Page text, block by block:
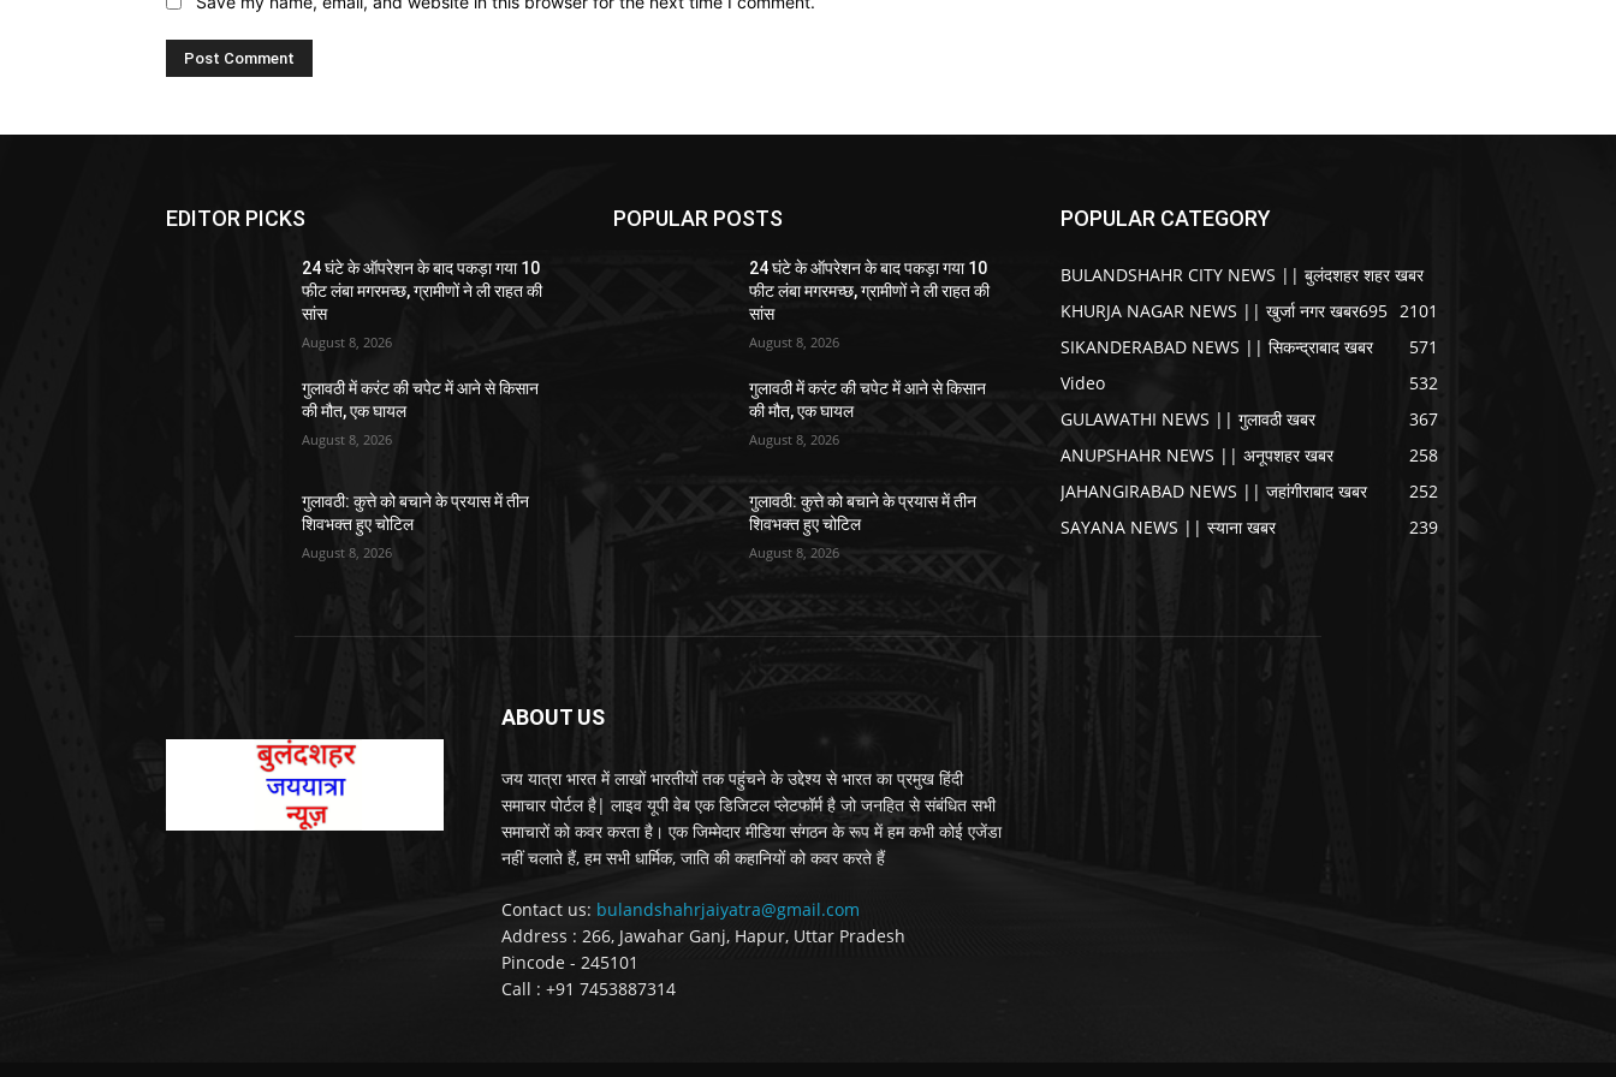
EDITOR PICKS
24 घंटे के ऑपरेशन के बाद पकड़ा गया 10
फीट लंबा मगरमच्छ, ग्रामीणों ने ली राहत की
सांस
August 8, 2026
गुलावठी में करंट की चपेट में आने से किसान
की मौत, एक घायल
August 8, 2026
गुलावठी: कुत्ते को बचाने के प्रयास में तीन
शिवभक्त हुए चोटिल
August 8, 2026
POPULAR POSTS
24 घंटे के ऑपरेशन के बाद पकड़ा गया 10
फीट लंबा मगरमच्छ, ग्रामीणों ने ली राहत की
सांस
August 8, 2026
गुलावठी में करंट की चपेट में आने से किसान
की मौत, एक घायल
August 8, 2026
गुलावठी: कुत्ते को बचाने के प्रयास में तीन
शिवभक्त हुए चोटिल
August 8, 2026
POPULAR CATEGORY
BULANDSHAHR CITY NEWS || बुलंदशहर शहर खबर
2101
KHURJA NAGAR NEWS || खुर्जा नगर खबर695
SIKANDERABAD NEWS || सिकन्द्राबाद खबर
571
Video
532
GULAWATHI NEWS || गुलावठी खबर
367
ANUPSHAHR NEWS || अनूपशहर खबर
258
JAHANGIRABAD NEWS || जहांगीराबाद खबर
252
SAYANA NEWS || स्याना खबर
239
ABOUT US
जय यात्रा भारत में लाखों भारतीयों तक पहुंचने के उद्देश्य से भारत का प्रमुख हिंदी
समाचार पोर्टल है| लाइव यूपी वेब एक डिजिटल प्लेटफॉर्म है जो जनहित से संबंधित सभी
समाचारों को कवर करता है। एक जिम्मेदार मीडिया संगठन के रूप में हम कभी कोई एजेंडा
नहीं चलाते हैं, हम सभी धार्मिक, जाति की कहानियों को कवर करते हैं
Contact us: bulandshahrjaiyatra@gmail.com
Address : 266, Jawahar Ganj, Hapur, Uttar Pradesh
Pincode - 245101
Call : +91 7453887314